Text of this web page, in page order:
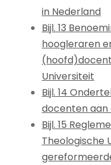
in Nederland
Bijl. 13
hoogleraren
Universiteit
Bijl. 14
docenten aan
Bijl. 15
Theologische